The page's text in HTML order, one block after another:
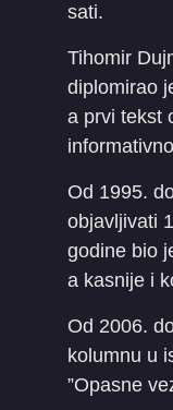
sati.
Tihomir
diplomirao
a prvi tekst
Od 1995.
objavljivati
godine bio
a kasnije i
Od 2006.
kolumnu u
”Opasne